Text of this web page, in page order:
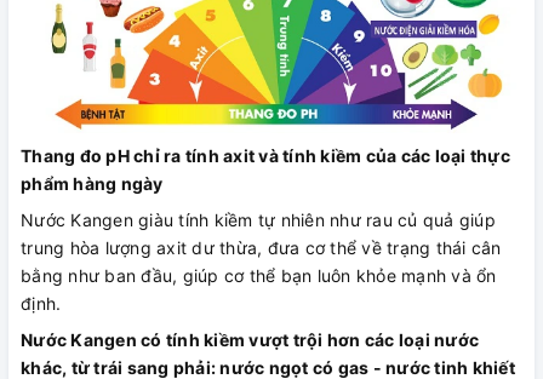
Thang đo pH chỉ ra tính axit và tính kiềm của các loại thực
phẩm hàng ngày
Nước Kangen giàu tính kiềm tự nhiên như rau củ quả giúp
trung hòa lượng axit dư thừa, đưa cơ thể về trạng thái cân
bằng như ban đầu, giúp cơ thể bạn luôn khỏe mạnh và ổn
định.
Nước Kangen có tính kiềm vượt trội hơn các loại nước
khác, từ trái sang phải: nước ngọt có gas - nước tinh khiết